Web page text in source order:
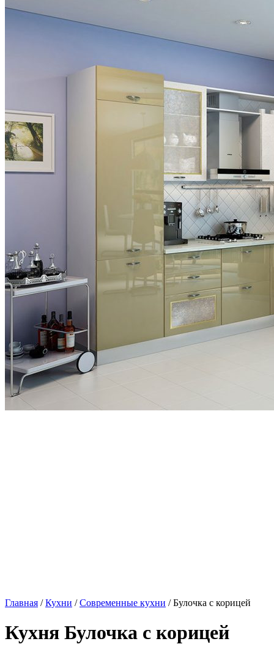
Главная /Кухни /Современные кухни / Булочка с корицей
Кухня Булочка с корицей